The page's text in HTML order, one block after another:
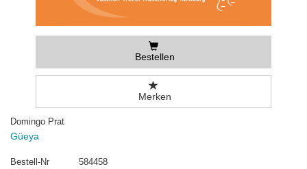
Bestellen
Merken
Domingo Prat
Güeya
Bestell-Nr
584458